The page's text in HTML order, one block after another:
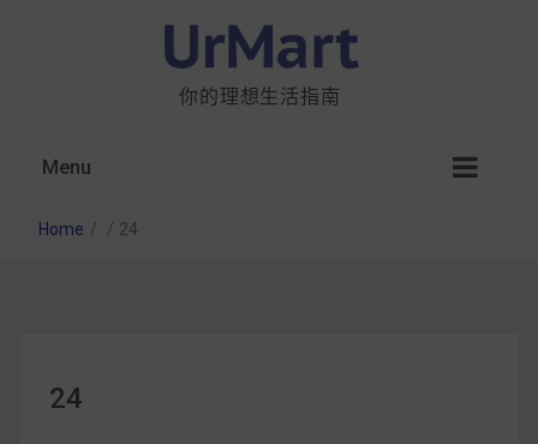
你的理想生活指南
Menu
析：成分、營養價值及其優缺點
Home / / 24
24